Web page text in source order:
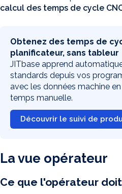
calcul des temps de cycle
Obtenez des temps de
planificateur, sans tableur
JITbase apprend
standards depuis vos
avec les données machine
temps manuelle.
Découvrir le suivi de
La vue opérateur
Ce que l'opérateur